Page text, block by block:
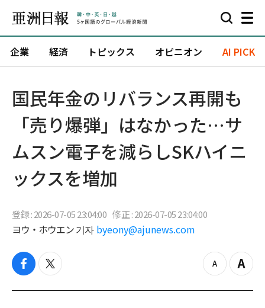
企業 経済 トピックス オピニオン AI PICK
国民年金のリバランス再開も
「売り爆弾」はなかった…サ
ムスン電子を減らしSKハイニ
ックスを増加
登録 : 2026-07-05 23:04:00 修正 : 2026-07-05 23:04:00
ヨウ・ホウエン 기자 byeony@ajunews.com
f
c
t
i
z
o
Z
o